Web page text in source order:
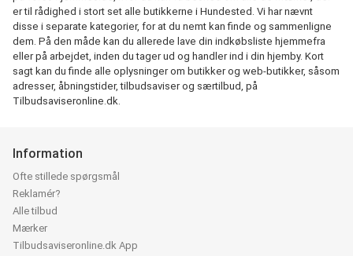
er til rådighed i stort set alle butikkerne i Hundested. Vi har nævnt
disse i separate kategorier, for at du nemt kan finde og sammenligne
dem. På den måde kan du allerede lave din indkøbsliste hjemmefra
eller på arbejdet, inden du tager ud og handler ind i din hjemby. Kort
sagt kan du finde alle oplysninger om butikker og web-butikker, såsom
adresser, åbningstider, tilbudsaviser og særtilbud, på
Tilbudsaviseronline.dk.
Information
Ofte stillede spørgsmål
Reklamér?
Alle tilbud
Mærker
Tilbudsaviseronline.dk App